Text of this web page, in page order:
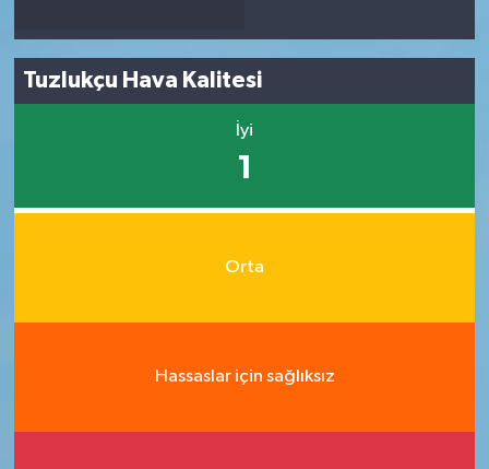
Tuzlukçu Hava Kalitesi
İyi
1
Orta
Hassaslar için sağlıksız